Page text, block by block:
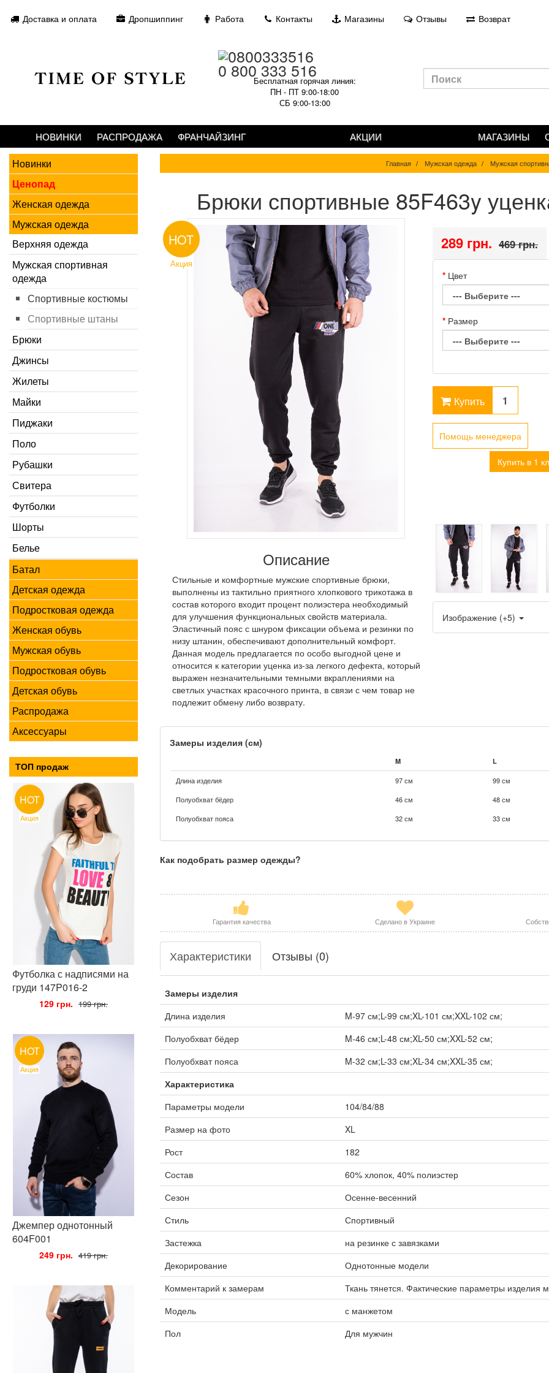
Доставка и оплата Дропшиппинг Работа Контакты Магазины Отзывы Возврат
0 800 333 516
Бесплатная горячая линия:
ПН - ПТ 9:00-18:00
СБ 9:00-13:00
НОВИНКИ РАСПРОДАЖА ФРАНЧАЙЗИНГ АКЦИИ МАГАЗИНЫ
Новинки
Ценопад
Женская одежда
Мужская одежда
Верхняя одежда
Мужская спортивная
одежда
Спортивные костюмы
Спортивные штаны
Брюки
Джинсы
Жилеты
Майки
Пиджаки
Поло
Рубашки
Свитера
Футболки
Шорты
Белье
Батал
Детская одежда
Подростковая одежда
Женская обувь
Мужская обувь
Подростковая обувь
Детская обувь
Распродажа
Аксессуары
ТОП продаж
HOT
Акция
Футболка с надписями на
груди 147P016-2
129 грн. 199 грн.
HOT
Акция
Джемпер однотонный
604F001
249 грн. 419 грн.
Главная Мужская одежда Мужская
Брюки спортивные 85F463y
HOT
Акция
Описание
Стильные и комфортные мужские спортивные брюки,
выполнены из тактильно приятного хлопкового трикотажа в
состав которого входит процент полиэстера необходимый
для улучшения функциональных свойств материала.
Эластичный пояс с шнуром фиксации объема и резинки по
низу штанин, обеспечивают дополнительный комфорт.
Данная модель предлагается по особо выгодной цене и
относится к категории уценка из-за легкого дефекта, который
выражен незначительными темными вкраплениями на
светлых участках красочного принта, в связи с чем товар не
подлежит обмену либо возврату.
289 грн. 469 грн.
Цвет
Размер
Купить
Помощь менеджера
Купить в 1
Изображение (+5)
Замеры изделия (см)
M L
Длина изделия 97 см 99 см
Полуобхват бёдер
46 см 48 см
Полуобхват пояса
32 см 33 см
Как подобрать размер одежды?
Гарантия качества Сделано в Украине
Характеристики Отзывы (0)
Замеры изделия
Длина изделия
M-97 см;L-99 см;XL-101 см;XXL-102 см;
Полуобхват бёдер
M-46 см;L-48 см;XL-50 см;XXL-52 см;
Полуобхват пояса
M-32 см;L-33 см;XL-34 см;XXL-35 см;
Характеристика
Параметры модели
104/84/88
Размер на фото
XL
Рост
182
Состав
60% хлопок, 40% полиэстер
Сезон
Осенне-весенний
Стиль
Спортивный
Застежка
на резинке с завязками
Декорирование
Однотонные модели
Комментарий к замерам
Ткань тянется. Фактические параметры изделия
Модель
с манжетом
Пол
Для мужчин